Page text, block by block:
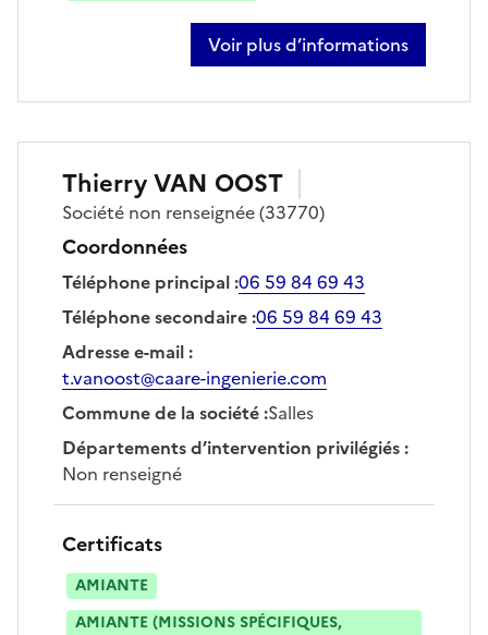
Voir plus d’informations
sur sébastien leflot
ThierryVAN OOST
Société non renseignée(33770)
Coordonnées
Téléphone principal:06 59 84 69 43
Téléphone secondaire:06 59 84 69 43
Adresse e-mail:
t.vanoost@caare-ingenierie.com
Commune de la société:Salles
Départements d’intervention privilégiés:
Non renseigné
Certificats
AMIANTE
AMIANTE (MISSIONS SPÉCIFIQUES,